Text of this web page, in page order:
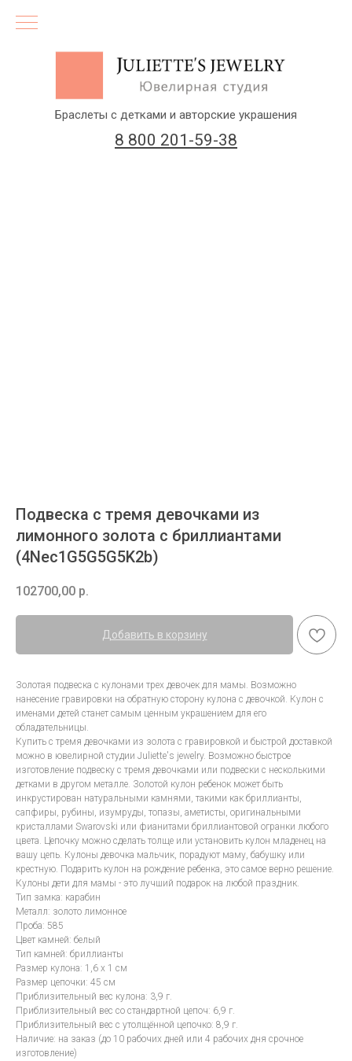
8 800 201-59-38
Браслеты с детками и авторские украшения
Подвеска с тремя девочками из
лимонного золота с бриллиантами
(4Nec1G5G5G5K2b)
102700,00 р.
Добавить в корзину
Золотая подвеска с кулонами трех девочек для мамы. Возможно
нанесение гравировки на обратную сторону кулона с девочкой. Кулон с
именами детей станет самым ценным украшением для его
обладательницы.
Купить с тремя девочками из золота с гравировкой и быстрой доставкой
можно в ювелирной студии Juliette's jewelry. Возможно быстрое
изготовление подвеску с тремя девочками или подвески с несколькими
детками в другом металле. Золотой кулон ребенок может быть
инкрустирован натуральными камнями, такими как бриллианты,
сапфиры, рубины, изумруды, топазы, аметисты, оригинальными
кристаллами Swarovski или фианитами бриллиантовой огранки любого
цвета. Цепочку можно сделать толще или установить кулон младенец на
вашу цепь. Кулоны девочка мальчик, порадуют маму, бабушку или
крестную. Подарить кулон на рождение ребенка, это самое верно решение.
Кулоны дети для мамы - это лучший подарок на любой праздник.
Тип замка: карабин
Металл: золото лимонное
Проба: 585
Цвет камней: белый
Тип камней: бриллианты
Размер кулона: 1,6 х 1 см
Размер цепочки: 45 см
Приблизительный вес кулона: 3,9 г.
Приблизительный вес со стандартной цепоч: 6,9 г.
Приблизительный вес с утолщённой цепочко: 8,9 г.
Наличие: на заказ (до 10 рабочих дней или 4 рабочих дня срочное
изготовление)